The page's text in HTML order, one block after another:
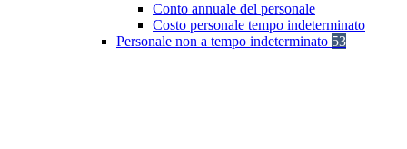
Conto annuale del personale
Costo personale tempo indeterminato
Personale non a tempo indeterminato 53